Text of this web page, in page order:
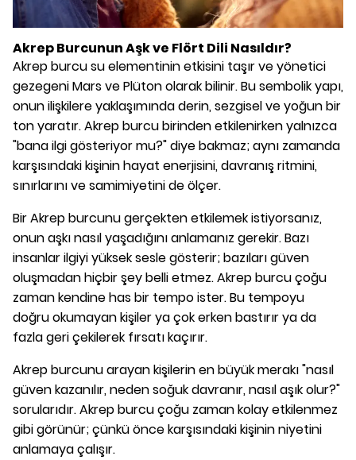
Akrep Burcunun Aşk ve Flört Dili Nasıldır?
Akrep burcu su elementinin etkisini taşır ve yönetici
gezegeni Mars ve Plüton olarak bilinir. Bu sembolik yapı,
onun ilişkilere yaklaşımında derin, sezgisel ve yoğun bir
ton yaratır. Akrep burcu birinden etkilenirken yalnızca
"bana ilgi gösteriyor mu?" diye bakmaz; aynı zamanda
karşısındaki kişinin hayat enerjisini, davranış ritmini,
sınırlarını ve samimiyetini de ölçer.
Bir Akrep burcunu gerçekten etkilemek istiyorsanız,
onun aşkı nasıl yaşadığını anlamanız gerekir. Bazı
insanlar ilgiyi yüksek sesle gösterir; bazıları güven
oluşmadan hiçbir şey belli etmez. Akrep burcu çoğu
zaman kendine has bir tempo ister. Bu tempoyu
doğru okumayan kişiler ya çok erken bastırır ya da
fazla geri çekilerek fırsatı kaçırır.
Akrep burcunu arayan kişilerin en büyük merakı "nasıl
güven kazanılır, neden soğuk davranır, nasıl aşık olur?"
sorularıdır. Akrep burcu çoğu zaman kolay etkilenmez
gibi görünür; çünkü önce karşısındaki kişinin niyetini
anlamaya çalışır.